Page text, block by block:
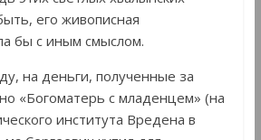
его живописная
бы с иным смыслом.
на деньги, полученные за
«Богоматерь с младенцем» (на
института Вредена в